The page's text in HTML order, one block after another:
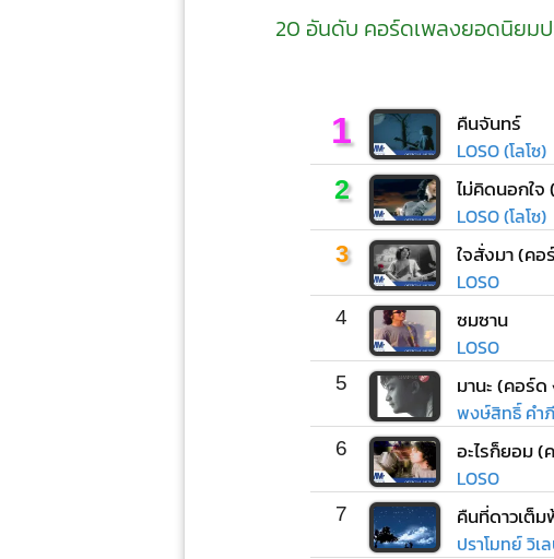
20 อันดับ คอร์ดเพลงยอดนิยม
1 คืนจันทร์
LOSO (โลโซ)
2 ไม่คิดนอกใ
LOSO (โลโซ)
3 ใจสั่งมา (ค
LOSO
4 ซมซาน
LOSO
5 มานะ (คอร์ด
พงษ์สิทธิ์ คำ
6 อะไรก็ยอม
LOSO
7 คืนที่ดาวเต็ม
ปราโมทย์ วิเ